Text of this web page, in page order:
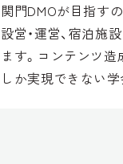
関門DMOが目指す
設営・運営、宿泊施
ます。コンテンツ
しか実現できない学